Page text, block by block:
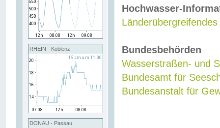
RHEIN - Koblenz
DONAU - Passau
Hochwasser-
Bundesbehörden
Wasserstraßen- und
Bundesamt für
Bundesanstalt für